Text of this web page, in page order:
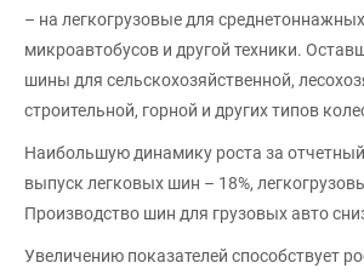
– на легкогрузовые для
микроавтобусов и другой техники.
шины для сельскохозяйственной,
строительной, горной и других типов
Наибольшую динамику роста за
выпуск легковых шин – 18%,
Производство шин для грузовых авто
Увеличению показателей способствует